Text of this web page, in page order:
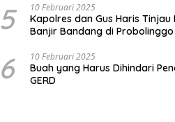
5 10 Februari 2025
Kapolres dan Gus Haris Tinjau
Banjir Bandang di Probolinggo
6 10 Februari 2025
Buah yang Harus Dihindari
GERD